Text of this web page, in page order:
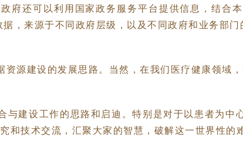
府还可以利用国家政务服务平台提供信息，结合
，来源于不同政府层级，以及不同政府和业务部
源建设的发展思路。当然，在我们医疗健康领域
建设工作的思路和启迪。特别是对于以患者为中
技术交流，汇聚大家的智慧，破解这一世界性的